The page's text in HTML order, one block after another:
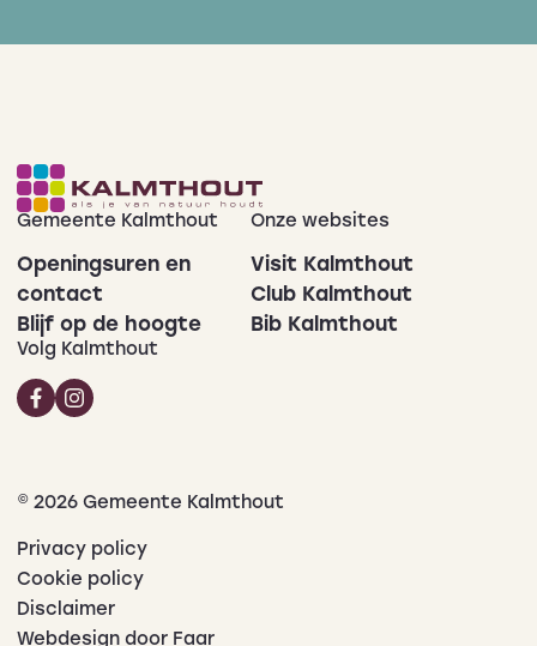
Gemeente Kalmthout
Openingsuren en
contact
Blijf op de hoogte
Onze websites
Visit Kalmthout
Club Kalmthout
Bib Kalmthout
Volg Kalmthout
© 2026 Gemeente Kalmthout
Privacy policy
Cookie policy
Disclaimer
Webdesign door Faar